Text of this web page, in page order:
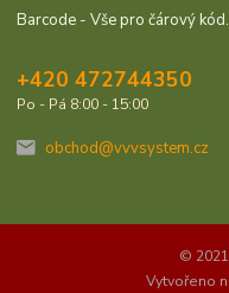
Barcode - Vše pro čárový kód.
+420 472744350
Po - Pá 8:00 - 15:00
obchod@vvvsystem.cz
©
Vytvořeno